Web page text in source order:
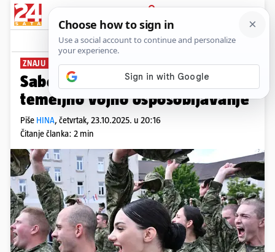
PRIJAVA
News Komentari
ZNAJU SE NAKNADE
Sabor u petak donosi zakone za
temeljno vojno osposobljavanje
Piše HINA, četvrtak, 23.10.2025. u 20:16
Čitanje članka: 2 min